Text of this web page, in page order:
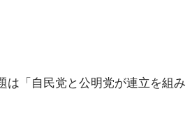
は「自民党と公明党が連立を組み